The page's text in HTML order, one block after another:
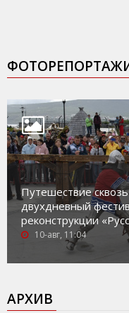
Путешествие
двухдневный
реконструкции
10-авг, 11:04
АРХИВ